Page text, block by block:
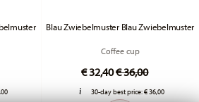
from
Blau Zwiebelmuster Blau Zwiebelmuster
Coffee cup
€ 32,40Price reduced
€ 36,00to
30-day best price:€ 36,00